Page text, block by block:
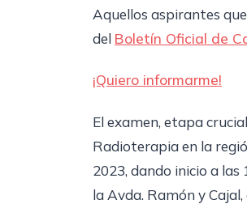
Aquellos aspirantes
del Boletín Oficial de
¡Quiero informarme!
El examen, etapa
Radioterapia en la
2023, dando inicio a
la Avda. Ramón y